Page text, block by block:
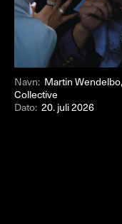
Navn: Martin
Collective
Dato:20. juli 2026